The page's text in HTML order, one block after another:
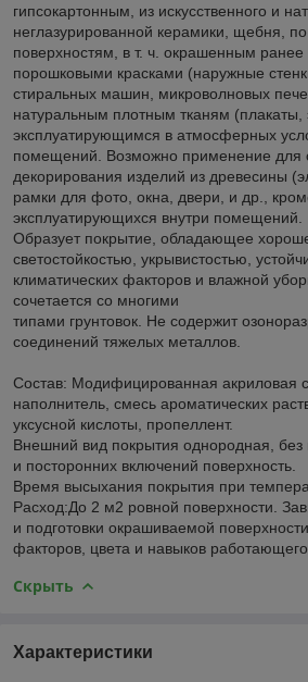
гипсокартонным, из искусственного и
неглазурированной керамики, щебня,
поверхностям, в т. ч. окрашенным ранее
порошковыми красками (наружные
стиральных машин, микроволновых
натуральным плотным тканям
эксплуатирующимся в атмосферных
помещений. Возможно применение для
декорирования изделий из древесины
рамки для фото, окна, двери, и др.,
эксплуатирующихся внутри помещений.
Образует покрытие, обладающее
светостойкостью, укрывистостью,
климатических факторов и влажной
сочетается со многими
типами грунтовок. Не содержит
соединений тяжелых металлов.
Состав: Модифицированная акриловая
наполнитель, смесь ароматических
уксусной кислоты, пропеллент.
Внешний вид покрытия однородная,
и посторонних включений поверхность.
Время высыхания покрытия при
Расход:До 2 м2 ровной поверхности.
и подготовки окрашиваемой
факторов, цвета и навыков работающего
Скрыть
Характеристики